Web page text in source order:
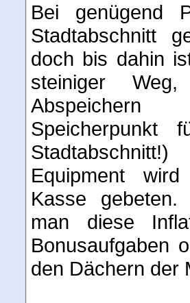
Bei genügend
Stadtabschnitt
doch bis dahin
steiniger
Speicherpunkt
Equipment
Kasse gebeten.
man diese
Bonusaufgaben
den Dächern der